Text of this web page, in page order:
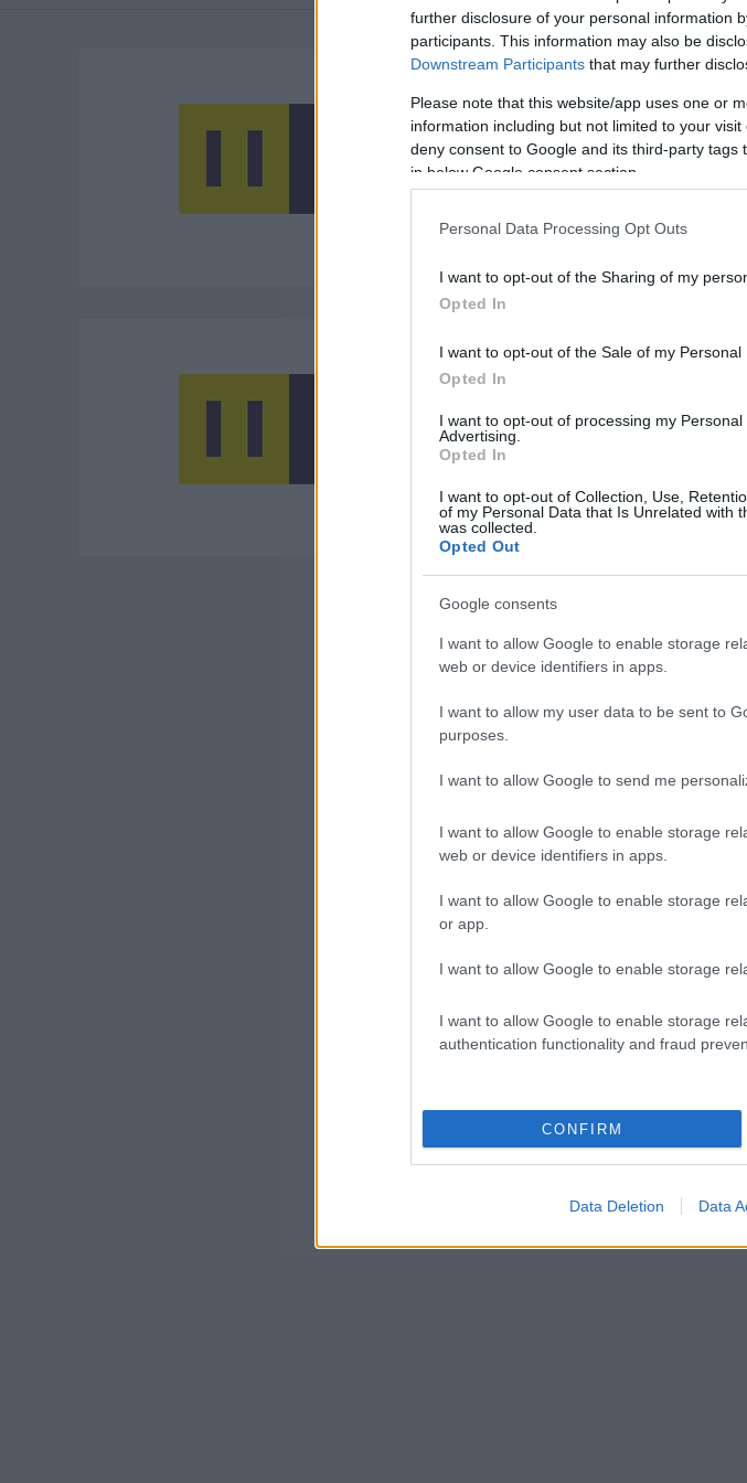
further disclosure of your personal information
participants. This information may also be
Downstream Participants that may further
Please note that this website/app uses one or
information including but not limited to your
deny consent to Google and its third-party
in below Google consent section.
Personal Data Processing Opt Outs
I want to opt-out of the Sharing of my
Opted In
I want to opt-out of the Sale of my Personal
Opted In
I want to opt-out of processing my Personal
Advertising.
Opted In
I want to opt-out of Collection, Use,
of my Personal Data that Is Unrelated with
was collected.
Opted Out
Google consents
I want to allow Google to enable storage
web or device identifiers in apps.
I want to allow my user data to be sent to
purposes.
I want to allow Google to send me
I want to allow Google to enable storage
web or device identifiers in apps.
I want to allow Google to enable storage
or app.
I want to allow Google to enable storage
I want to allow Google to enable storage
authentication functionality and fraud
CONFIRM
Data Deletion Data
MORVAI KRISZTINA KREATÍV
Íme az elkövetkezendő
politikai elit alternatívája. A
tudományos elit (nem
Baló György, (állítólag
GYURCSÁNY
TÜNTETÉS KEZDŐKNEK -
tüntetést, hat egyszerű
(és ifjú művelt antiszemitáknak
BUDAPEST MAGYAR
PARLAMENT
BITEBURG MÉNRÓT